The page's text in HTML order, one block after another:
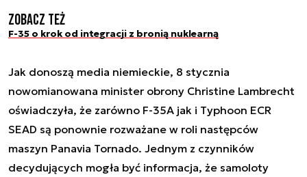
Zobacz też
F-35 o krok od integracji z bronią nuklearną
Jak donoszą media niemieckie, 8 stycznia
nowomianowana minister obrony Christine Lambrecht
oświadczyła, że zarówno F-35A jak i Typhoon ECR
SEAD są ponownie rozważane w roli następców
maszyn Panavia Tornado. Jednym z czynników
decydujących mogła być informacja, że samoloty